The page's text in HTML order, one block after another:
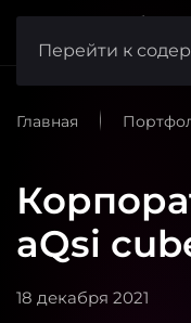
Перейти к
веб-
FishCode
Главная
aQsi
18 декабря 2021